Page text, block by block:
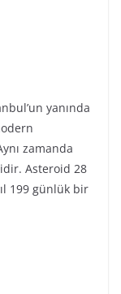
yanında
zamanda
Asteroid 28
199 günlük bir